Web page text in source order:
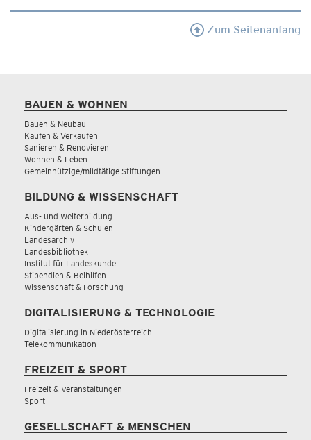
Zum Seitenanfang
BAUEN & WOHNEN
Bauen & Neubau
Kaufen & Verkaufen
Sanieren & Renovieren
Wohnen & Leben
Gemeinnützige/mildtätige Stiftungen
BILDUNG & WISSENSCHAFT
Aus- und Weiterbildung
Kindergärten & Schulen
Landesarchiv
Landesbibliothek
Institut für Landeskunde
Stipendien & Beihilfen
Wissenschaft & Forschung
DIGITALISIERUNG & TECHNOLOGIE
Digitalisierung in Niederösterreich
Telekommunikation
FREIZEIT & SPORT
Freizeit & Veranstaltungen
Sport
GESELLSCHAFT & MENSCHEN